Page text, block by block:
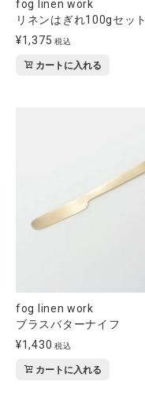
fog linen work
リネンはぎれ100gセット
¥1,375 税込
カートに入れる
fog linen work
ブラスバターナイフ
¥1,430 税込
カートに入れる